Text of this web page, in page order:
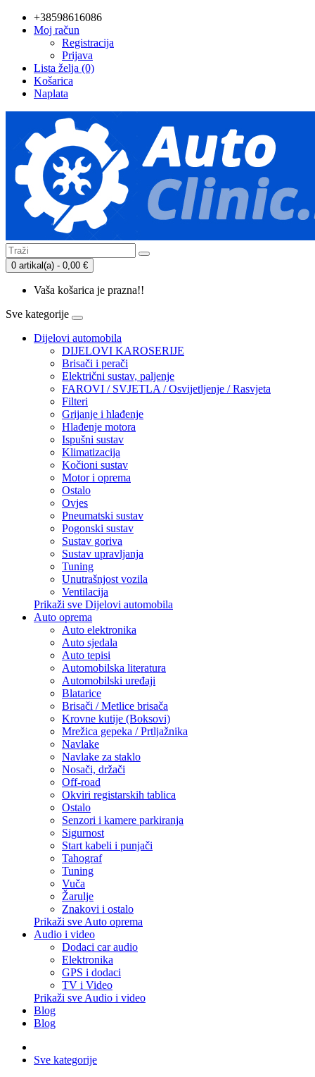
+38598616086
Moj račun
Registracija
Prijava
Lista želja (0)
Košarica
Naplata
0 artikal(a) - 0,00 €
Vaša košarica je prazna!!
Sve kategorije
Dijelovi automobila
DIJELOVI KAROSERIJE
Brisači i perači
Električni sustav, paljenje
FAROVI / SVJETLA / Osvijetljenje / Rasvjeta
Filteri
Grijanje i hlađenje
Hlađenje motora
Ispušni sustav
Klimatizacija
Kočioni sustav
Motor i oprema
Ostalo
Ovjes
Pneumatski sustav
Pogonski sustav
Sustav goriva
Sustav upravljanja
Tuning
Unutrašnjost vozila
Ventilacija
Prikaži sve Dijelovi automobila
Auto oprema
Auto elektronika
Auto sjedala
Auto tepisi
Automobilska literatura
Automobilski uređaji
Blatarice
Brisači / Metlice brisača
Krovne kutije (Boksovi)
Mrežica gepeka / Prtljažnika
Navlake
Navlake za staklo
Nosači, držači
Off-road
Okviri registarskih tablica
Ostalo
Senzori i kamere parkiranja
Sigurnost
Start kabeli i punjači
Tahograf
Tuning
Vuča
Žarulje
Znakovi i ostalo
Prikaži sve Auto oprema
Audio i video
Dodaci car audio
Elektronika
GPS i dodaci
TV i Video
Prikaži sve Audio i video
Blog
Blog
Sve kategorije